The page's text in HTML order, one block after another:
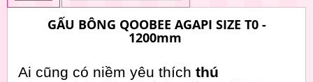
GẤU BÔNG QOOBEE AGAPI SIZE T0 -
1200mm
Ai cũng có niềm yêu thích thú